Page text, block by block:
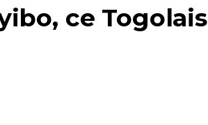
ce Togolais